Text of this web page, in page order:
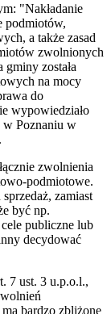
"Nakładanie
podmiotów,
a także zasad
zwolnionych
została
na mocy
do
wypowiedziało
Poznaniu w
zwolnienia
podmiotowe.
zamiast
być np.
publiczne lub
decydować
7 ust. 3 u.p.o.l.,
bardzo zbliżone